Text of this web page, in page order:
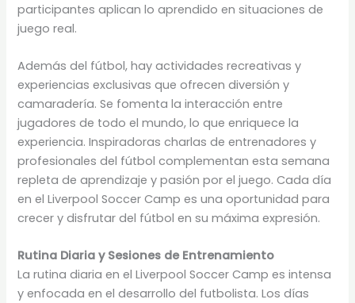
participantes aplican lo aprendido en situaciones de
juego real.
Además del fútbol, hay actividades recreativas y
experiencias exclusivas que ofrecen diversión y
camaradería. Se fomenta la interacción entre
jugadores de todo el mundo, lo que enriquece la
experiencia. Inspiradoras charlas de entrenadores y
profesionales del fútbol complementan esta semana
repleta de aprendizaje y pasión por el juego. Cada día
en el Liverpool Soccer Camp es una oportunidad para
crecer y disfrutar del fútbol en su máxima expresión.
Rutina Diaria y Sesiones de Entrenamiento
La rutina diaria en el Liverpool Soccer Camp es intensa
y enfocada en el desarrollo del futbolista. Los días